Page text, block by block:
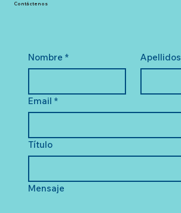
Nombre * Apellidos
Email *
Título
Mensaje
Contáctenos